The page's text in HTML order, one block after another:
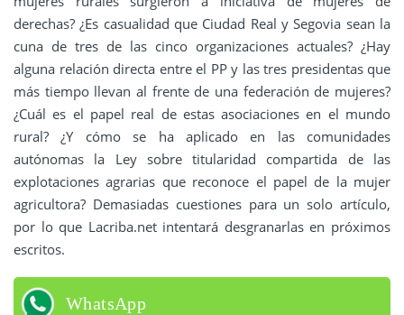
derechas? ¿Es casualidad que Ciudad Real y Segovia sean la
cuna de tres de las cinco organizaciones actuales? ¿Hay
alguna relación directa entre el PP y las tres presidentas que
más tiempo llevan al frente de una federación de mujeres?
¿Cuál es el papel real de estas asociaciones en el mundo
rural? ¿Y cómo se ha aplicado en las comunidades
autónomas la Ley sobre titularidad compartida de las
explotaciones agrarias que reconoce el papel de la mujer
agricultora? Demasiadas cuestiones para un solo artículo,
por lo que Lacriba.net intentará desgranarlas en próximos
escritos.
WhatsApp